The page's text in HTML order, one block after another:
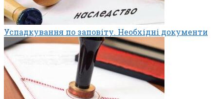
Успадкування по заповіту. Необхідні документи